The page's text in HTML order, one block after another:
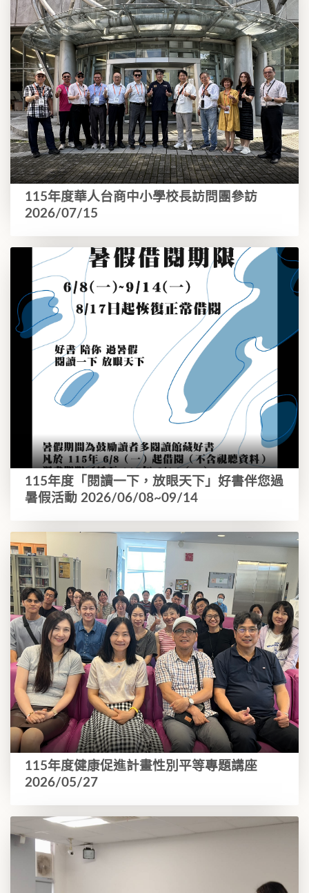
115年度華人台商中小學校長訪問團參訪
2026/07/15
115年度「閱讀一下，放眼天下」好書伴您過
暑假活動 2026/06/08~09/14
115年度健康促進計畫性別平等專題講座
2026/05/27